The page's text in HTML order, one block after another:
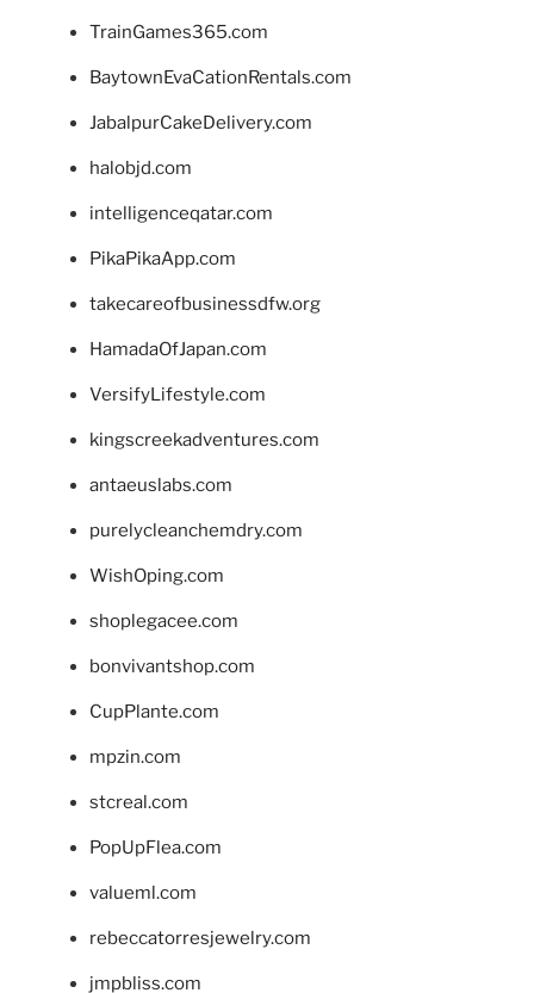
TrainGames365.com
BaytownEvaCationRentals.com
JabalpurCakeDelivery.com
halobjd.com
intelligenceqatar.com
PikaPikaApp.com
takecareofbusinessdfw.org
HamadaOfJapan.com
VersifyLifestyle.com
kingscreekadventures.com
antaeuslabs.com
purelycleanchemdry.com
WishOping.com
shoplegacee.com
bonvivantshop.com
CupPlante.com
mpzin.com
stcreal.com
PopUpFlea.com
valueml.com
rebeccatorresjewelry.com
jmpbliss.com